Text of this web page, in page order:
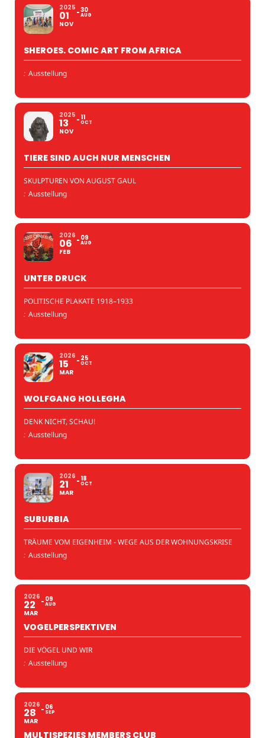
2025
01
NOV
30
AUG
SHEROES. COMIC ART FROM AFRICA
: Ausstellung
2025
13
NOV
11
OCT
TIERE SIND AUCH NUR MENSCHEN
SKULPTUREN VON AUGUST GAUL
: Ausstellung
2026
06
FEB
09
AUG
UNTER DRUCK
POLITISCHE PLAKATE 1918–1933
: Ausstellung
2026
15
MAR
25
OCT
WOLFGANG HOLLEGHA
DENK NICHT, SCHAU!
: Ausstellung
2026
21
MAR
18
OCT
SUBURBIA
TRÄUME VOM EIGENHEIM - WEGE AUS DER WOHNUNGSKRISE
: Ausstellung
2026
22
MAR
09
AUG
VOGELPERSPEKTIVEN
DIE VÖGEL UND WIR
: Ausstellung
2026
28
MAR
06
SEP
MULTISPEZIES MEMBERS CLUB